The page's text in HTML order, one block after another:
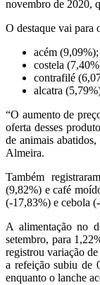
novembro de 2020,
O destaque vai para
acém (9,09%);
costela
contrafilé
alcatra
“O aumento de
oferta desses
de animais
Almeira.
Também
(9,82%) e café
(-17,83%) e cebola
A alimentação no
setembro, para
registrou variação
a refeição subiu de
enquanto o lanche